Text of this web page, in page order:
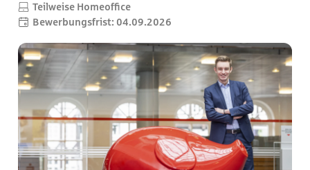
Teilweise Homeoffice
Bewerbungsfrist: 04.09.2026